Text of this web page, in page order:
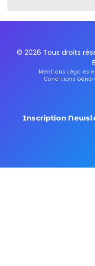
© 2026 Tous droits
Mentions Légales
Conditions
Inscription